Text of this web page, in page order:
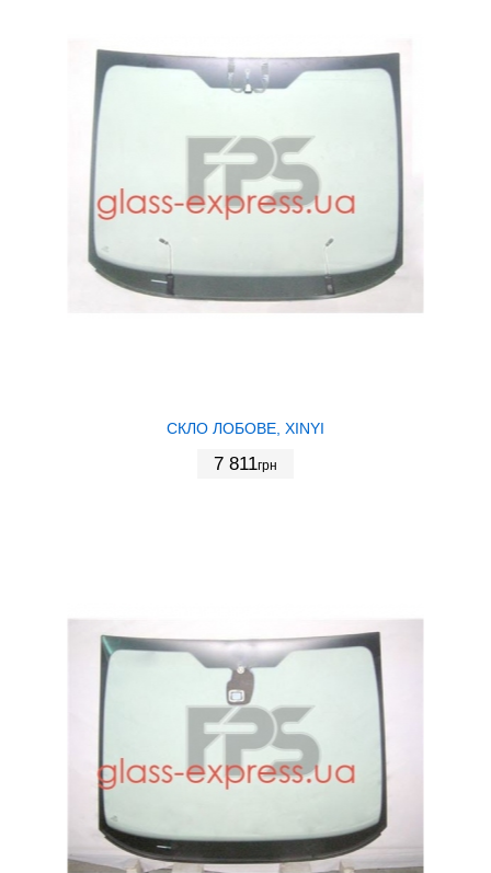
СКЛО ЛОБОВЕ, XINYI
7 811грн